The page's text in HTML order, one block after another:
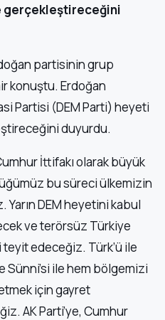
gerçekleştireceğini
partisinin grup
konuştu. Erdoğan
Partisi (DEM Parti) heyeti
duyurdu.
İttifakı olarak büyük
bu süreci ülkemizin
DEM heyetini kabul
ve terörsüz Türkiye
edeceğiz. Türk’ü ile
Sünni’si ile hem bölgemizi
için gayret
AK Parti’ye, Cumhur